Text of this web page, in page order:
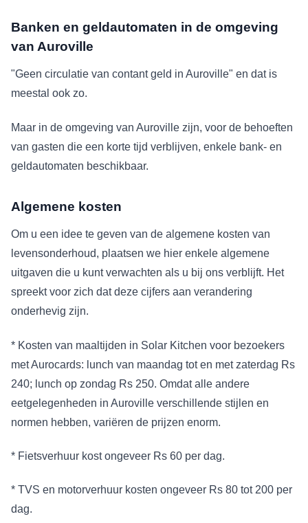
Banken en geldautomaten in de omgeving
van Auroville
"Geen circulatie van contant geld in Auroville" en dat is
meestal ook zo.
Maar in de omgeving van Auroville zijn, voor de behoeften
van gasten die een korte tijd verblijven, enkele bank- en
geldautomaten beschikbaar.
Algemene kosten
Om u een idee te geven van de algemene kosten van
levensonderhoud, plaatsen we hier enkele algemene
uitgaven die u kunt verwachten als u bij ons verblijft. Het
spreekt voor zich dat deze cijfers aan verandering
onderhevig zijn.
* Kosten van maaltijden in Solar Kitchen voor bezoekers
met Aurocards: lunch van maandag tot en met zaterdag Rs
240; lunch op zondag Rs 250. Omdat alle andere
eetgelegenheden in Auroville verschillende stijlen en
normen hebben, variëren de prijzen enorm.
* Fietsverhuur kost ongeveer Rs 60 per dag.
* TVS en motorverhuur kosten ongeveer Rs 80 tot 200 per
dag.